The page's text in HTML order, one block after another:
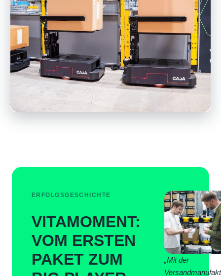
ERFOLGSGESCHICHTE
VITAMOMENT:
VOM ERSTEN
PAKET ZUM
„Mit der